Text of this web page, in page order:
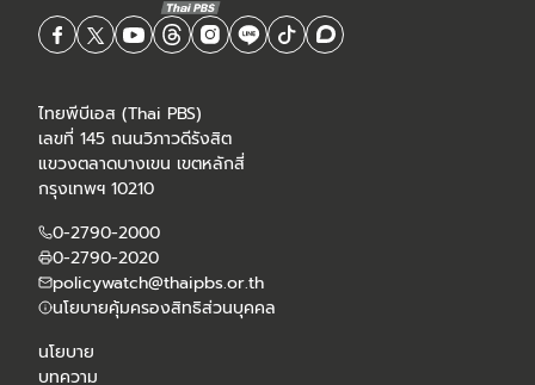
ไทยพีบีเอส (Thai PBS)
เลขที่ 145 ถนนวิภาวดีรังสิต
แขวงตลาดบางเขน เขตหลักสี่
กรุงเทพฯ 10210
0-2790-2000
0-2790-2020
policywatch@thaipbs.or.th
นโยบายคุ้มครองสิทธิส่วนบุคคล
นโยบาย
บทความ